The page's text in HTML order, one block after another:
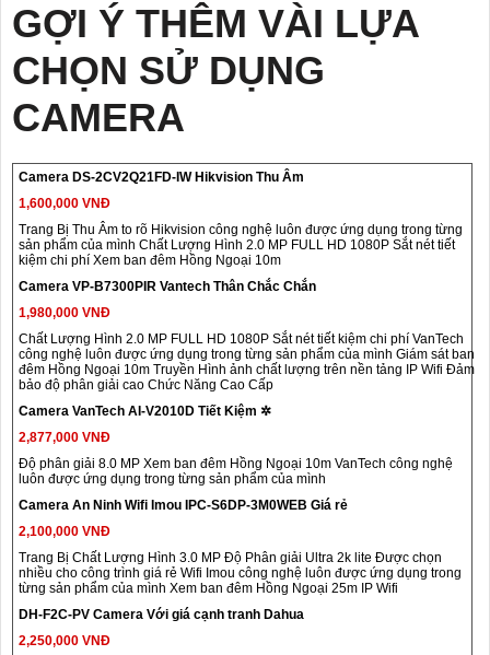
GỢI Ý THÊM VÀI LỰA
CHỌN SỬ DỤNG
CAMERA
Camera DS-2CV2Q21FD-IW Hikvision Thu Âm
1,600,000 VNĐ
Trang Bị Thu Âm to rõ Hikvision công nghệ luôn được ứng dụng trong từng
sản phẩm của mình Chất Lượng Hình 2.0 MP FULL HD 1080P Sắt nét tiết
kiệm chi phí Xem ban đêm Hồng Ngoại 10m
Camera VP-B7300PIR Vantech Thân Chắc Chắn
1,980,000 VNĐ
Chất Lượng Hình 2.0 MP FULL HD 1080P Sắt nét tiết kiệm chi phí VanTech
công nghệ luôn được ứng dụng trong từng sản phẩm của mình Giám sát ban
đêm Hồng Ngoại 10m Truyền Hình ảnh chất lượng trên nền tảng IP Wifi Đảm
bảo độ phân giải cao Chức Năng Cao Cấp
Camera VanTech AI-V2010D Tiết Kiệm ✲
2,877,000 VNĐ
Độ phân giải 8.0 MP Xem ban đêm Hồng Ngoại 10m VanTech công nghệ
luôn được ứng dụng trong từng sản phẩm của mình
Camera An Ninh Wifi Imou IPC-S6DP-3M0WEB Giá rẻ
2,100,000 VNĐ
Trang Bị Chất Lượng Hình 3.0 MP Độ Phân giải Ultra 2k lite Được chọn
nhiều cho công trình giá rẻ Wifi Imou công nghệ luôn được ứng dụng trong
từng sản phẩm của mình Xem ban đêm Hồng Ngoại 25m IP Wifi
DH-F2C-PV Camera Với giá cạnh tranh Dahua
2,250,000 VNĐ